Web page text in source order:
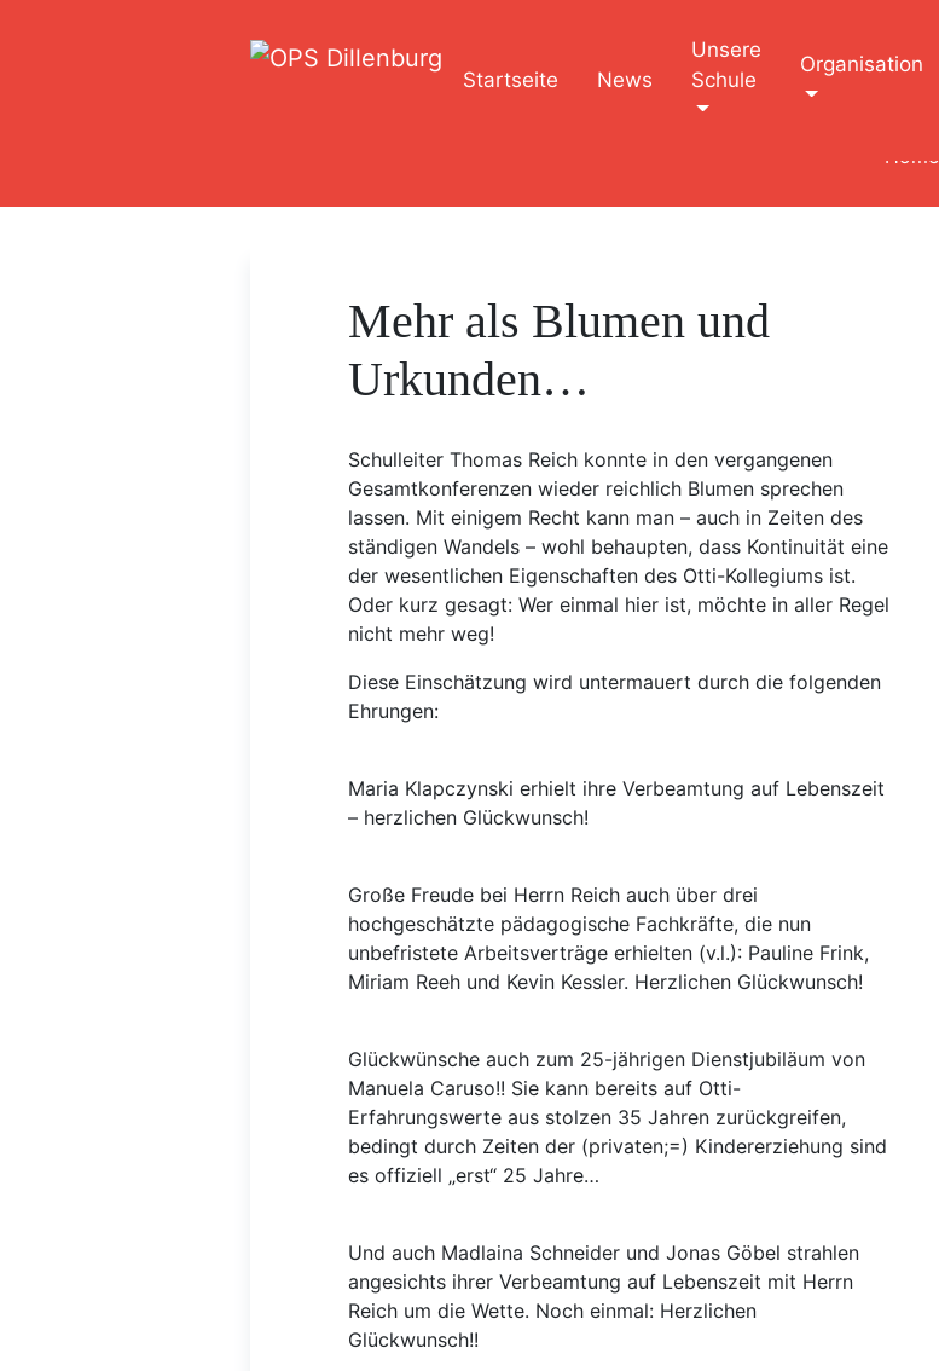
Startseite News
Unsere
Schule
Organisation
Home
Mehr als Blumen und
Urkunden…
Schulleiter Thomas Reich konnte in den vergangenen
Gesamtkonferenzen wieder reichlich Blumen sprechen
lassen. Mit einigem Recht kann man – auch in Zeiten des
ständigen Wandels – wohl behaupten, dass Kontinuität eine
der wesentlichen Eigenschaften des Otti-Kollegiums ist.
Oder kurz gesagt: Wer einmal hier ist, möchte in aller Regel
nicht mehr weg!
Diese Einschätzung wird untermauert durch die folgenden
Ehrungen:
Maria Klapczynski erhielt ihre Verbeamtung auf Lebenszeit
– herzlichen Glückwunsch!
Große Freude bei Herrn Reich auch über drei
hochgeschätzte pädagogische Fachkräfte, die nun
unbefristete Arbeitsverträge erhielten (v.l.): Pauline Frink,
Miriam Reeh und Kevin Kessler. Herzlichen Glückwunsch!
Glückwünsche auch zum 25-jährigen Dienstjubiläum von
Manuela Caruso!! Sie kann bereits auf Otti-
Erfahrungswerte aus stolzen 35 Jahren zurückgreifen,
bedingt durch Zeiten der (privaten;=) Kindererziehung sind
es offiziell „erst“ 25 Jahre…
Und auch Madlaina Schneider und Jonas Göbel strahlen
angesichts ihrer Verbeamtung auf Lebenszeit mit Herrn
Reich um die Wette. Noch einmal: Herzlichen
Glückwunsch!!